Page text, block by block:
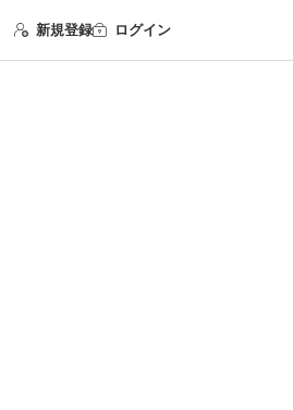
新規登録 ログイン